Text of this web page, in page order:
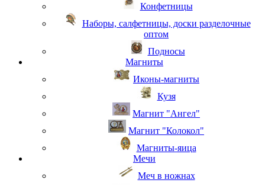
Конфетницы
Наборы, салфетницы, доски разделочные
оптом
Подносы
Магниты
Иконы-магниты
Кузя
Магнит "Ангел"
Магнит "Колокол"
Магниты-яица
Мечи
Меч в ножнах